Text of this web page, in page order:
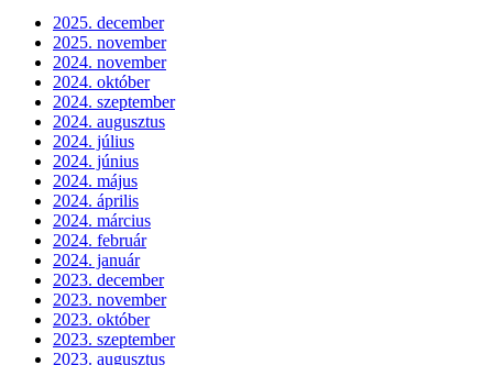
2025. december
2025. november
2024. november
2024. október
2024. szeptember
2024. augusztus
2024. július
2024. június
2024. május
2024. április
2024. március
2024. február
2024. január
2023. december
2023. november
2023. október
2023. szeptember
2023. augusztus